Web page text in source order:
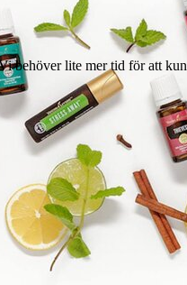
behöver lite mer tid för att